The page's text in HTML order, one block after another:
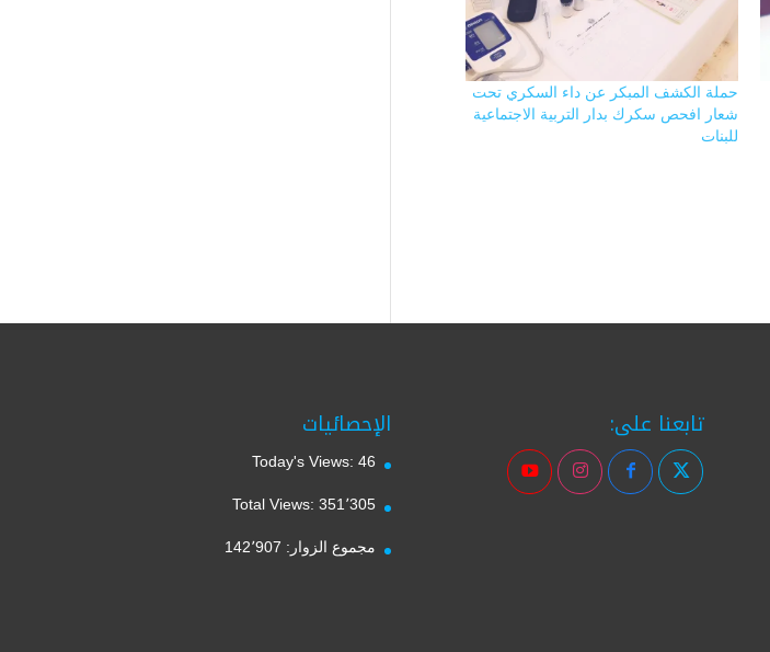
حملة الكشف المبكر عن داء السكري تحت
شعار افحص سكرك بدار التربية الاجتماعية
للبنات
تابعنا على: الإحصائيات
Today's Views: 46
Total Views: 351٬305
مجموع الزوار: 142٬907